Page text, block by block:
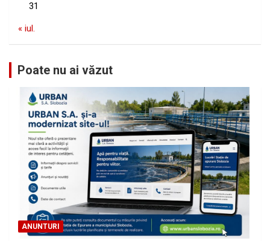
31
« iul.
Poate nu ai văzut
ANUNTURI